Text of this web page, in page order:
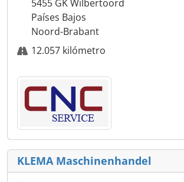
5455 GK Wilbertoord
Países Bajos
Noord-Brabant
12.057 kilómetro
KLEMA Maschinenhandel